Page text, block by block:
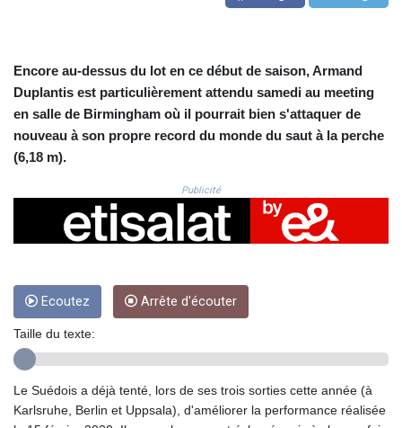
CRC 523.120097
CVE 110.229477
DKK 7.475378
DOP 67.276572
ERN 17.329615
ETB 186.190862
FJD 2.553806
GEL 3.021126
GGP 0.858651
GNF 10132.383874
GTQ 8.799164
Encore au-dessus du lot en ce début de saison, Armand
Duplantis est particulièrement attendu samedi au meeting
en salle de Birmingham où il pourrait bien s'attaquer de
nouveau à son propre record du monde du saut à la perche
(6,18 m).
Publicité
Ecoutez Arrête d'écouter
Taille du texte:
Le Suédois a déjà tenté, lors de ses trois sorties cette année (à
Karlsruhe, Berlin et Uppsala), d'améliorer la performance réalisée